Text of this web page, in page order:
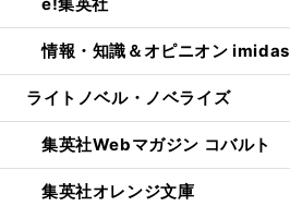
情報・知識＆オピニオン imidas
ライトノベル・ノベライズ
集英社Webマガジン コバルト
集英社オレンジ文庫